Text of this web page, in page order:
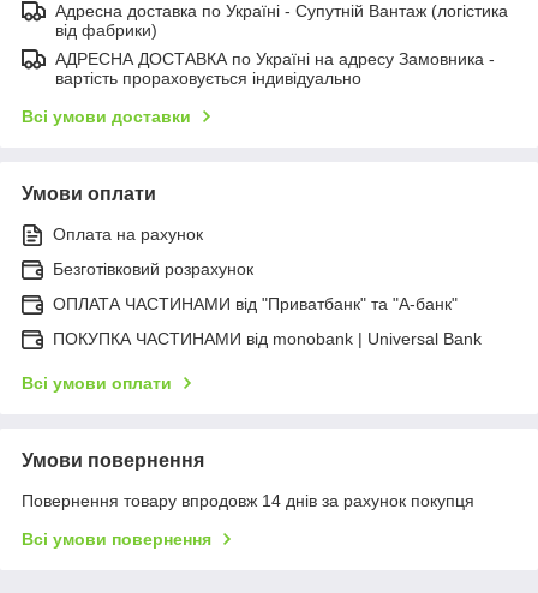
Адресна доставка по Україні - Супутній Вантаж (логістика
від фабрики)
АДРЕСНА ДОСТАВКА по Україні на адресу Замовника -
вартість прораховується індивідуально
Всі умови доставки
Умови оплати
Оплата на рахунок
Безготівковий розрахунок
ОПЛАТА ЧАСТИНАМИ від "Приватбанк" та "А-банк"
ПОКУПКА ЧАСТИНАМИ від monobank | Universal Bank
Всі умови оплати
Умови повернення
Повернення товару впродовж 14 днів за рахунок покупця
Всі умови повернення